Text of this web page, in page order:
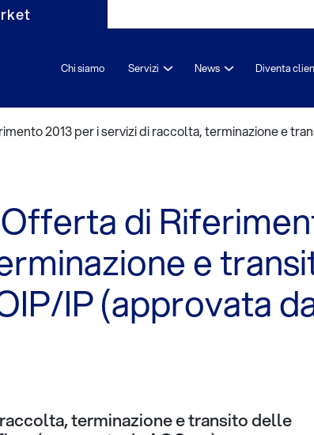
Chi siamo Servizi News Diventa
2013 per i servizi di raccolta, terminazione e
di
e
IP (approvata
terminazione e transito delle